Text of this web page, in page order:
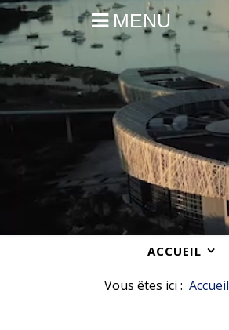
MENU
ACCUEIL
Vous êtes ici : Accueil